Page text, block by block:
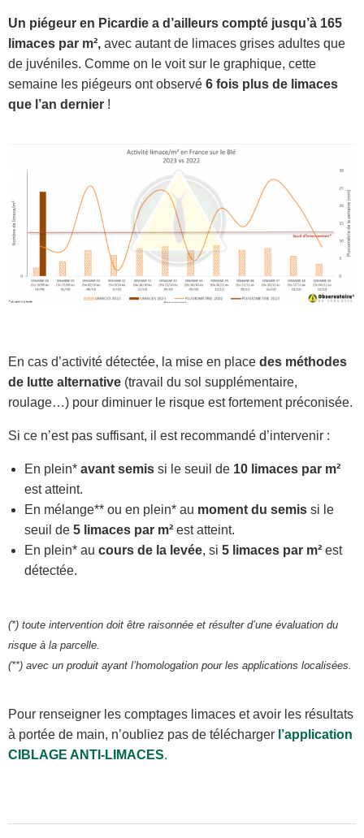
Un piégeur en Picardie a d’ailleurs compté jusqu’à 165
limaces par m², avec autant de limaces grises adultes que
de juvéniles. Comme on le voit sur le graphique, cette
semaine les piégeurs ont observé 6 fois plus de limaces
que l’an dernier !
En cas d’activité détectée, la mise en place des méthodes
de lutte alternative (travail du sol supplémentaire,
roulage…) pour diminuer le risque est fortement préconisée.
Si ce n’est pas suffisant, il est recommandé d’intervenir :
En plein* avant semis si le seuil de 10 limaces par m²
est atteint.
En mélange** ou en plein* au moment du semis si le
seuil de 5 limaces par m² est atteint.
En plein* au cours de la levée, si 5 limaces par m² est
détectée.
(*) toute intervention doit être raisonnée et résulter d’une évaluation du
risque à la parcelle.
(**) avec un produit ayant l’homologation pour les applications localisées.
Pour renseigner les comptages limaces et avoir les résultats
à portée de main, n’oubliez pas de télécharger l’application
CIBLAGE ANTI-LIMACES.